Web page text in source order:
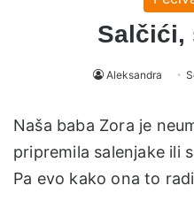
Salčići,
Aleksandra
Naša baba Zora je
pripremila salenjake ili
Pa evo kako ona to